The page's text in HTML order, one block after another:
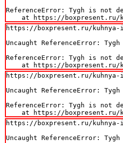
ReferenceError: Tygh is not
at https://
https://boxpresent.ru/kuhnya-
Uncaught ReferenceError:
ReferenceError: Tygh is not
at https://
https://boxpresent.ru/kuhnya-
Uncaught ReferenceError:
ReferenceError: Tygh is not
at https://
https://boxpresent.ru/kuhnya-
Uncaught ReferenceError: